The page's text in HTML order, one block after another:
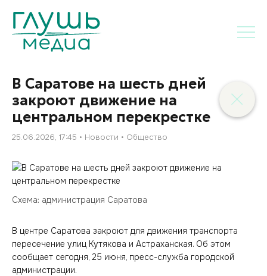
В Саратове на шесть дней
закроют движение на
центральном перекрестке
25.06.2026, 17:45 Новости Общество
Схема: администрация Саратова
В центре Саратова закроют для движения транспорта
пересечение улиц Кутякова и Астраханская. Об этом
сообщает сегодня, 25 июня, пресс-служба городской
администрации.